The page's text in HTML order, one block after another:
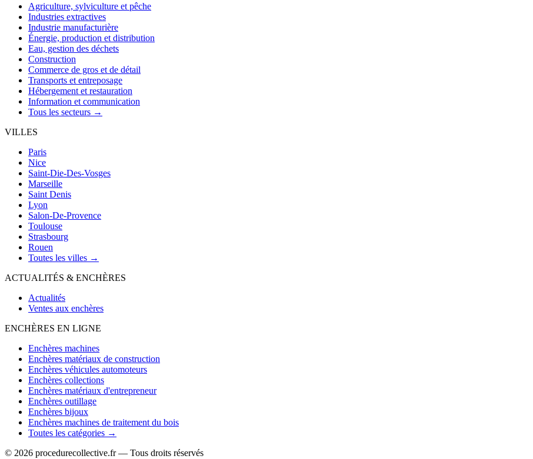
Agriculture, sylviculture et pêche
Industries extractives
Industrie manufacturière
Énergie, production et distribution
Eau, gestion des déchets
Construction
Commerce de gros et de détail
Transports et entreposage
Hébergement et restauration
Information et communication
Tous les secteurs →
VILLES
Paris
Nice
Saint-Die-Des-Vosges
Marseille
Saint Denis
Lyon
Salon-De-Provence
Toulouse
Strasbourg
Rouen
Toutes les villes →
ACTUALITÉS & ENCHÈRES
Actualités
Ventes aux enchères
ENCHÈRES EN LIGNE
Enchères machines
Enchères matériaux de construction
Enchères véhicules automoteurs
Enchères collections
Enchères matériaux d'entrepreneur
Enchères outillage
Enchères bijoux
Enchères machines de traitement du bois
Toutes les catégories →
© 2026 procedurecollective.fr — Tous droits réservés